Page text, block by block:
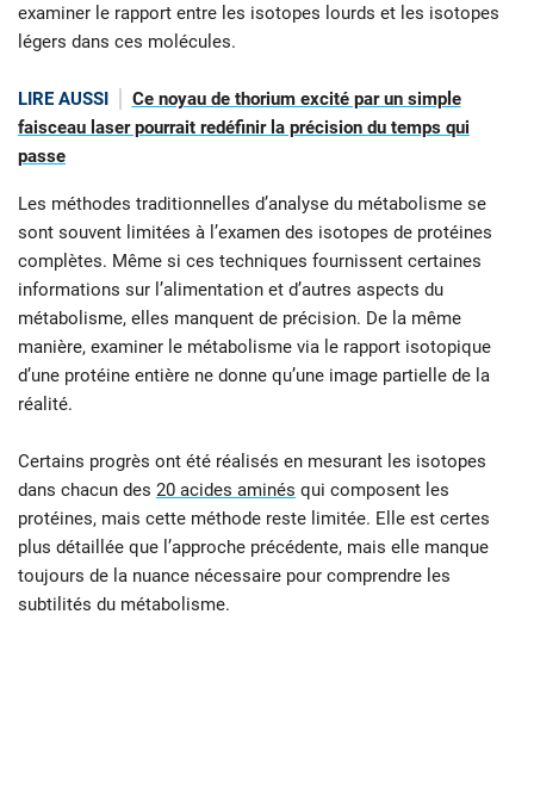
examiner le rapport entre les isotopes lourds et les isotopes
légers dans ces molécules.
LIRE AUSSI
Ce noyau de thorium excité par un simple
faisceau laser pourrait redéfinir la précision du temps qui
passe
Les méthodes traditionnelles d’analyse du métabolisme se
sont souvent limitées à l’examen des isotopes de protéines
complètes. Même si ces techniques fournissent certaines
informations sur l’alimentation et d’autres aspects du
métabolisme, elles manquent de précision. De la même
manière, examiner le métabolisme via le rapport isotopique
d’une protéine entière ne donne qu’une image partielle de la
réalité.
Certains progrès ont été réalisés en mesurant les isotopes
dans chacun des 20 acides aminés qui composent les
protéines, mais cette méthode reste limitée. Elle est certes
plus détaillée que l’approche précédente, mais elle manque
toujours de la nuance nécessaire pour comprendre les
subtilités du métabolisme.